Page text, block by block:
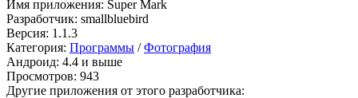
Имя приложения: Super Mark
Разработчик: smallbluebird
Версия: 1.1.3
Категория: Программы /Фотография
Андроид: 4.4 и выше
Просмотров: 943
Другие приложения от этого разработчика: